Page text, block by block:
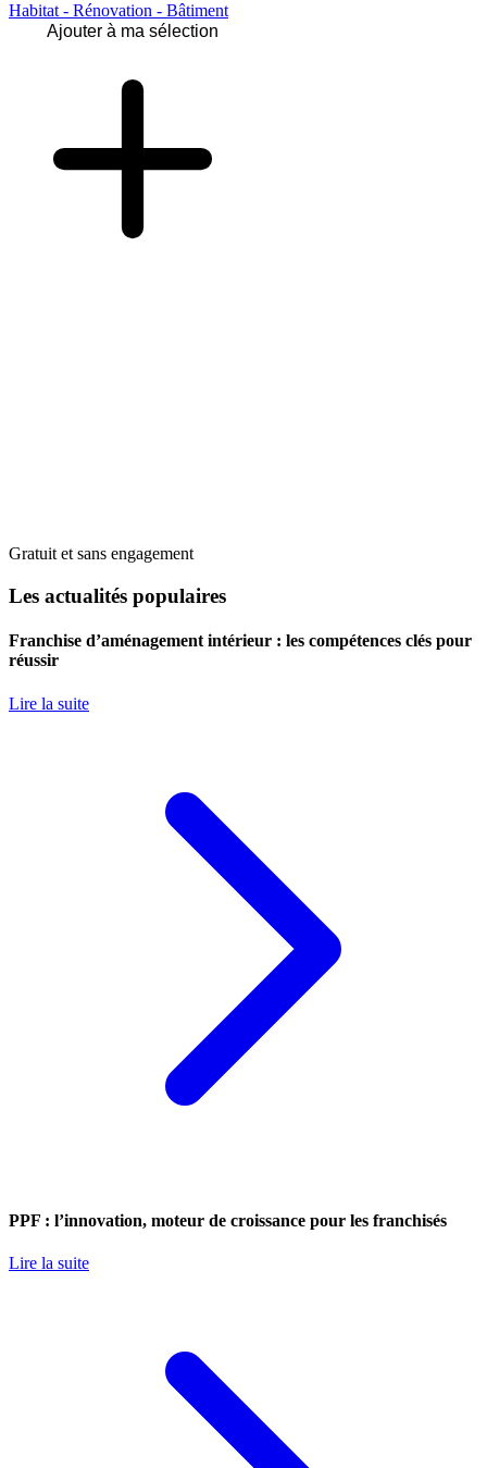
Habitat - Rénovation - Bâtiment
Ajouter à ma sélection
Gratuit et sans engagement
Les actualités populaires
Franchise d’aménagement intérieur : les compétences clés pour
réussir
Lire la suite
PPF : l’innovation, moteur de croissance pour les franchisés
Lire la suite